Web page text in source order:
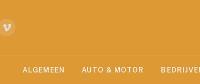
Vimeo
ALGEMEEN AUTO & MOTOR